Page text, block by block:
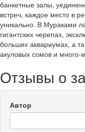
банкетные залы,
встреч, каждое место в
уникально. В Мураками
гигантских черепах,
больших аквариумах, а
акуловых сомов и много-
Отзывы о
Автор